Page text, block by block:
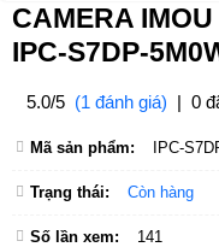
CAMERA
IPC-S7DP-
5.0/5 (1 đánh giá) | 0
Mã sản phẩm: IPC-
Trạng thái: Còn hàng
Số lần xem: 141